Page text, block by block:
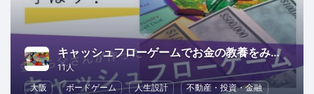
キャッシュフローゲームでお金の教養をみにつけよう in 大阪
11人
大阪
ボードゲーム 人生設計 不動産・投資・金融